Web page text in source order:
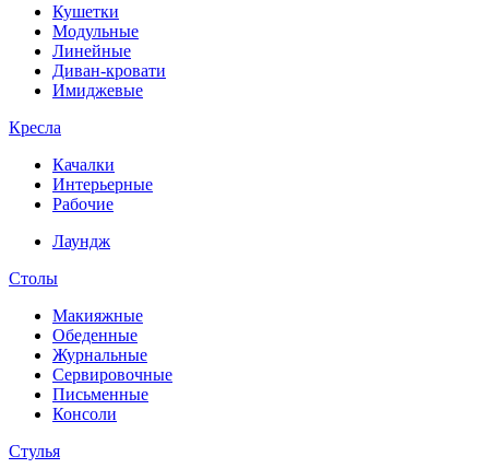
Кушетки
Модульные
Линейные
Диван-кровати
Имиджевые
Кресла
Качалки
Интерьерные
Рабочие
Лаундж
Столы
Макияжные
Обеденные
Журнальные
Сервировочные
Письменные
Консоли
Стулья